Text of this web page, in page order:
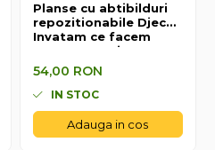
Planse cu abtibilduri
repozitionabile Djeco,
Invatam ce facem
acasa, 1-2 ani +
54,00 RON
IN STOC
Adauga in cos